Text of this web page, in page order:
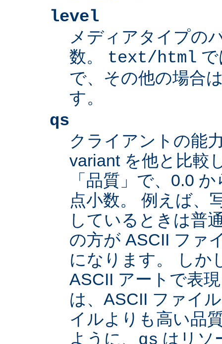
level
メディアタイプの
数。 text/html
で、その他の場合
す。
qs
クライアントの能
variant を他と比較
「品質」で、0.0
点小数。 例えば、
しているときは普
の方が ASCII ファ
になります。 しか
ASCII アートで表
は、ASCII ファイ
イルよりも高い品
ように、 qs はリソ